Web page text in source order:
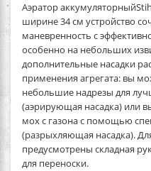
Аэратор
ширине 34 см устройство
маневренность с
особенно на небольших
дополнительные насадки
применения агрегата: вы
небольшие надрезы для
(аэрирующая насадка) или
мох с газона с помощью
(разрыхляющая насадка).
предусмотрены складная
для переноски.